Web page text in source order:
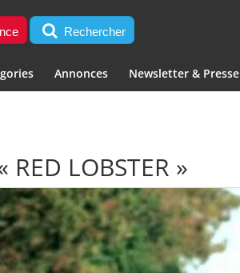
Rechercher
Annonces Newsletter & Presse
RED LOBSTER »